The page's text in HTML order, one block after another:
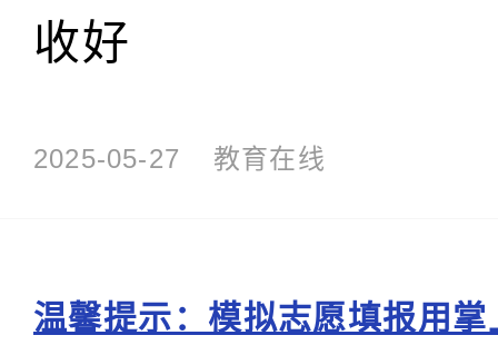
收好
2025-05-27 教育在线
温馨提示：模拟志愿填报用